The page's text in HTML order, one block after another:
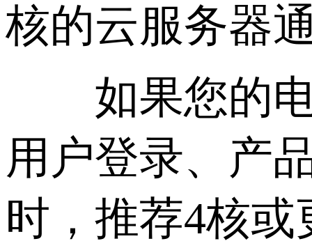
核的云服务器
如果您的电
用户登录、产
时，推荐4核或